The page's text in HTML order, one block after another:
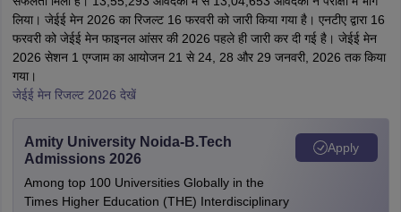
लिया। जेईई मेन 2026 का रिजल्ट 16 फरवरी को जारी किया गया है। एनटीए द्वारा 16
फरवरी को जेईई मेन फाइनल आंसर की 2026 पहले ही जारी कर दी गई है। जेईई मेन
2026 सेशन 1 एग्जाम का आयोजन 21 से 24, 28 और 29 जनवरी, 2026 तक किया
गया।
जेईई मेन रिजल्ट 2026 देखें
Amity University Noida-B.Tech
Admissions 2026
Among top 100 Universities Globally in the
Times Higher Education (THE) Interdisciplinary
Apply